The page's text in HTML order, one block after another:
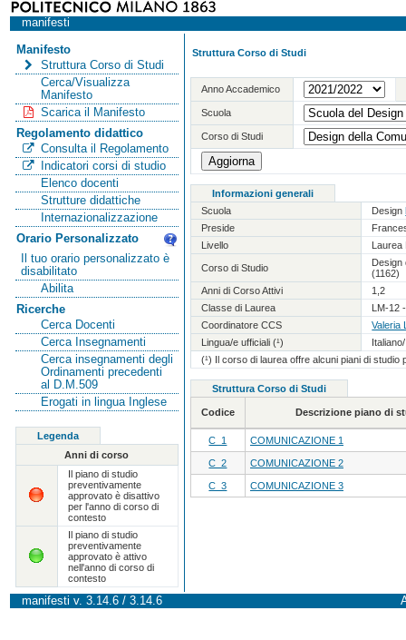
manifesti
Manifesto
Struttura Corso di Studi
Cerca/Visualizza
Manifesto
Scarica il Manifesto
Regolamento didattico
Consulta il Regolamento
Indicatori corsi di studio
Elenco docenti
Strutture didattiche
Internazionalizzazione
Orario Personalizzato
Il tuo orario personalizzato è
disabilitato
Abilita
Ricerche
Cerca Docenti
Cerca Insegnamenti
Cerca insegnamenti degli
Ordinamenti precedenti
al D.M.509
Erogati in lingua Inglese
Legenda
Anni di corso
Il piano di studio
preventivamente
approvato è disattivo
per l'anno di corso di
contesto
Il piano di studio
preventivamente
approvato è attivo
nell'anno di corso di
contesto
Struttura Corso di Studi
Anno Accademico
Scuola
Corso di Studi
Informazioni generali
Scuola
Design
Preside
Livello
Laurea
Corso di Studio
Design
(1162)
Anni di Corso Attivi
1,2
Classe di Laurea
LM-12
Coordinatore CCS
Valeria
Lingua/e ufficiali (¹)
(¹) Il corso di laurea offre alcuni piani di studio
Struttura Corso di Studi
Codice Descrizione piano di
C_1 COMUNICAZIONE 1
C_2 COMUNICAZIONE 2
C_3 COMUNICAZIONE 3
manifesti v. 3.14.6 / 3.14.6